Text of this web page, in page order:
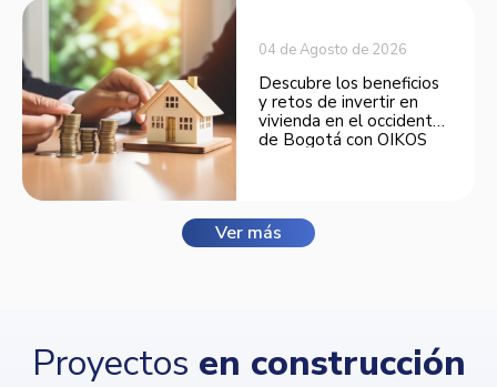
04 de Agosto de 2026
Descubre los beneficios
y retos de invertir en
vivienda en el occidente
de Bogotá con OIKOS
Ver más
Proyectos en construcción